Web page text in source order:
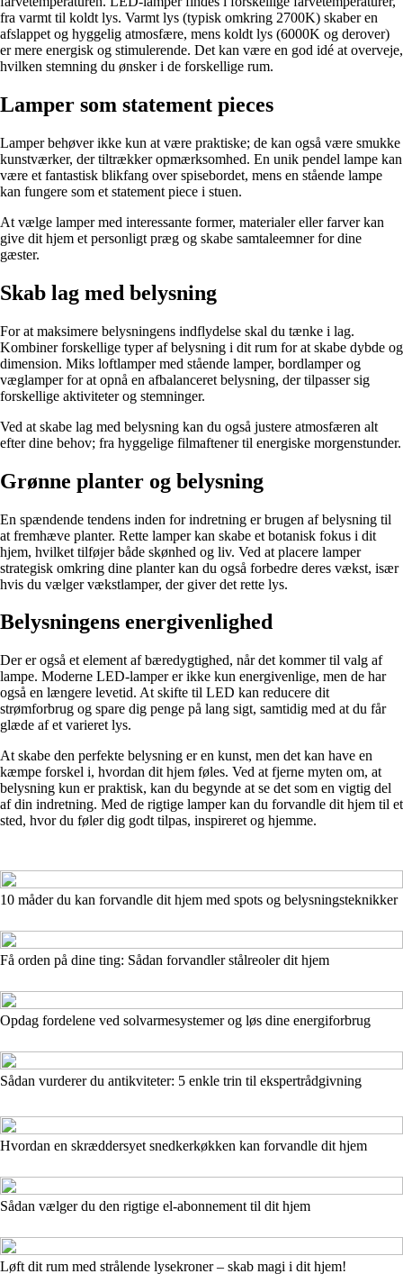
fra varmt til koldt lys. Varmt lys (typisk omkring 2700K) skaber en
afslappet og hyggelig atmosfære, mens koldt lys (6000K og derover)
er mere energisk og stimulerende. Det kan være en god idé at overveje,
hvilken stemning du ønsker i de forskellige rum.
Lamper som statement pieces
Lamper behøver ikke kun at være praktiske; de kan også være smukke
kunstværker, der tiltrækker opmærksomhed. En unik pendel lampe kan
være et fantastisk blikfang over spisebordet, mens en stående lampe
kan fungere som et statement piece i stuen.
At vælge lamper med interessante former, materialer eller farver kan
give dit hjem et personligt præg og skabe samtaleemner for dine
gæster.
Skab lag med belysning
For at maksimere belysningens indflydelse skal du tænke i lag.
Kombiner forskellige typer af belysning i dit rum for at skabe dybde og
dimension. Miks loftlamper med stående lamper, bordlamper og
væglamper for at opnå en afbalanceret belysning, der tilpasser sig
forskellige aktiviteter og stemninger.
Ved at skabe lag med belysning kan du også justere atmosfæren alt
efter dine behov; fra hyggelige filmaftener til energiske morgenstunder.
Grønne planter og belysning
En spændende tendens inden for indretning er brugen af belysning til
at fremhæve planter. Rette lamper kan skabe et botanisk fokus i dit
hjem, hvilket tilføjer både skønhed og liv. Ved at placere lamper
strategisk omkring dine planter kan du også forbedre deres vækst, især
hvis du vælger vækstlamper, der giver det rette lys.
Belysningens energivenlighed
Der er også et element af bæredygtighed, når det kommer til valg af
lampe. Moderne LED-lamper er ikke kun energivenlige, men de har
også en længere levetid. At skifte til LED kan reducere dit
strømforbrug og spare dig penge på lang sigt, samtidig med at du får
glæde af et varieret lys.
At skabe den perfekte belysning er en kunst, men det kan have en
kæmpe forskel i, hvordan dit hjem føles. Ved at fjerne myten om, at
belysning kun er praktisk, kan du begynde at se det som en vigtig del
af din indretning. Med de rigtige lamper kan du forvandle dit hjem til et
sted, hvor du føler dig godt tilpas, inspireret og hjemme.
10 måder du kan forvandle dit hjem med spots og belysningsteknikker
Få orden på dine ting: Sådan forvandler stålreoler dit hjem
Opdag fordelene ved solvarmesystemer og løs dine energiforbrug
Sådan vurderer du antikviteter: 5 enkle trin til ekspertrådgivning
Hvordan en skræddersyet snedkerkøkken kan forvandle dit hjem
Sådan vælger du den rigtige el-abonnement til dit hjem
Løft dit rum med strålende lysekroner – skab magi i dit hjem!